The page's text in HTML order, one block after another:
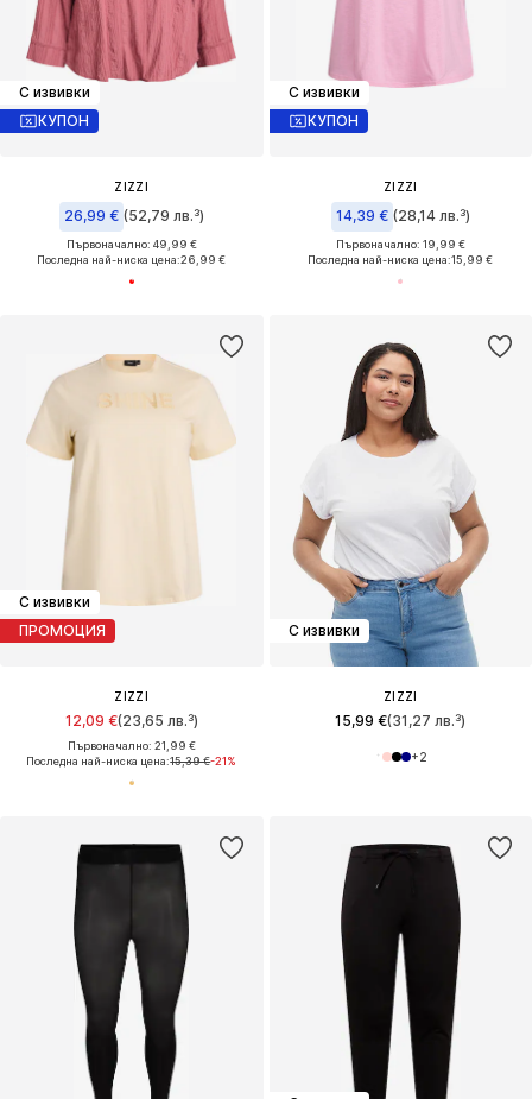
С извивки
КУПОН
ZIZZI
26,99 € (52,79 лв.³)
Първоначално: 49,99 €
Последна най-ниска цена:26,99 €
С извивки
КУПОН
ZIZZI
14,39 € (28,14 лв.³)
Първоначално: 19,99 €
Последна най-ниска цена:15,99 €
С извивки
ПРОМОЦИЯ
ZIZZI
12,09 €(23,65 лв.³)
Първоначално: 21,99 €
Последна най-ниска цена:15,39 €-21%
С извивки
ZIZZI
15,99 €(31,27 лв.³)
+2